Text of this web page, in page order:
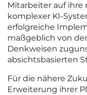
Mitarbeiter auf ihre
komplexer KI-
erfolgreiche
maßgeblich von
Denkweisen
absichtsbasierten
Für die nähere
Erweiterung ihrer